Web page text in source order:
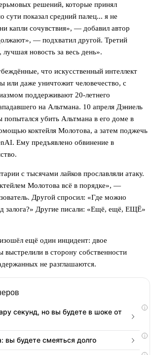
решений, которые принял
сути показал средний палец... я не
капли сочувствия», — добавил автор
— подхватил другой. Третий
новость за весь день».
что искусственный интеллект
или даже уничтожит человечество, с
поддерживают 20-летнего
на Альтмана. 10 апреля Дэниель
убить Альтмана в его доме в
коктейля Молотова, а затем поджечь
Ему предъявлено обвинение в
с тысячами лайков прославляли атаку.
Молотова всё в порядке», —
Другой спросил: «Где можно
залога?» Другие писали: «Ещё, ещё, ЕЩЁ»
ещё один инцидент: двое
выстрелили в сторону собственности
не разглашаются.
i
секунд, но вы будете в шоке от
i
вы будете смеяться долго